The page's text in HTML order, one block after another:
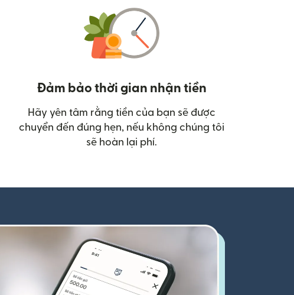
Đảm bảo thời gian nhận tiền
Hãy yên tâm rằng tiền của bạn sẽ được
chuyển đến đúng hẹn, nếu không chúng tôi
sẽ hoàn lại phí.